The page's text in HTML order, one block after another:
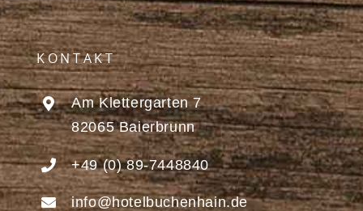
KONTAKT
Am Klettergarten 7
82065 Baierbrunn
+49 (0) 89-7448840
info@hotelbuchenhain.de